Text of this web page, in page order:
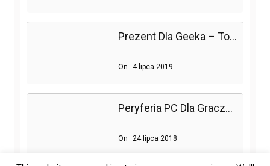
Prezent Dla Geeka – To Go Ucieszy!
On 4 lipca 2019
Peryferia PC Dla Graczy – Gdzie Szukać Nowości?
On 24 lipca 2018